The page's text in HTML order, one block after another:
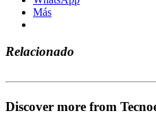
Más
Relacionado
Discover more from